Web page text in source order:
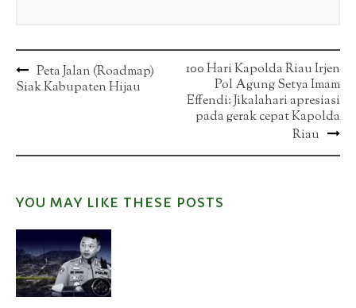
Post
navigation
Peta Jalan (Roadmap)
Siak Kabupaten Hijau
100 Hari Kapolda Riau Irjen
Pol Agung Setya Imam
Effendi: Jikalahari apresiasi
pada gerak cepat Kapolda
Riau
YOU MAY LIKE THESE POSTS